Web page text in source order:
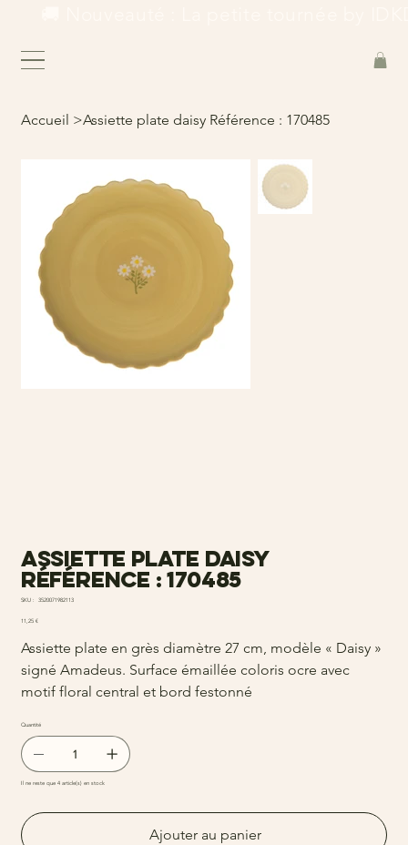
Accueil >Assiette plate daisy Référence : 170485
Assiette plate daisy
Référence : 170485
SKU :
SKU
3520071982113
Prix
11,25 €
Assiette plate en grès diamètre 27 cm, modèle « Daisy »
signé Amadeus. Surface émaillée coloris ocre avec
motif floral central et bord festonné
Quantité
Il ne reste que 4 article(s) en stock
Ajouter au panier